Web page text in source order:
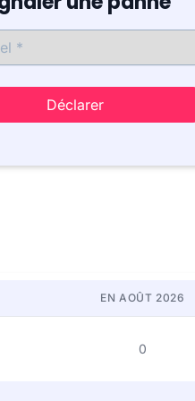
Déclarer
EN AOÛT 2026
0